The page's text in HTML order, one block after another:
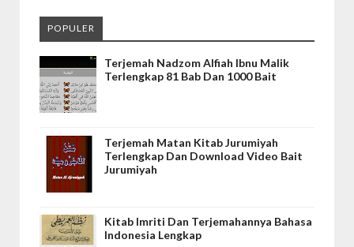
POPULER
Terjemah Nadzom Alfiah Ibnu Malik
Terlengkap 81 Bab Dan 1000 Bait
Terjemah Matan Kitab Jurumiyah
Terlengkap Dan Download Video Bait
Jurumiyah
Kitab Imriti Dan Terjemahannya Bahasa
Indonesia Lengkap